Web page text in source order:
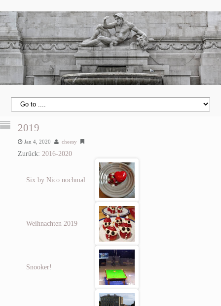
2019
Jan 4, 2020 cheesy
Zurück: 2016-2020
Six by Nico nochmal
Weihnachten 2019
Snooker!